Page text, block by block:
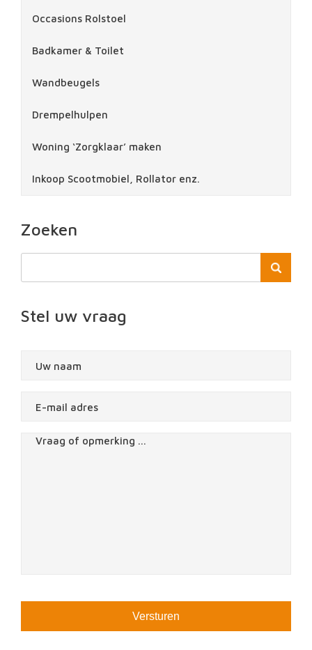
Occasions Rolstoel
Badkamer & Toilet
Wandbeugels
Drempelhulpen
Woning ‘Zorgklaar’ maken
Inkoop Scootmobiel, Rollator enz.
Zoeken
Stel uw vraag